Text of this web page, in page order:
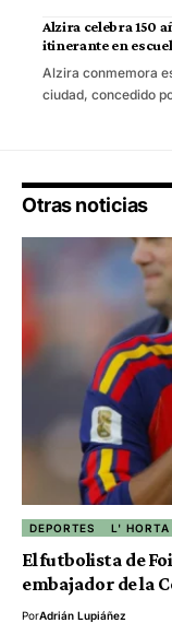
Alzira celebra 150
itinerante en
Alzira conmemora
ciudad, concedido
Otras noticias
DEPORTES L' HORTA
El futbolista de
embajador de la
PorAdrián Lupiáñez